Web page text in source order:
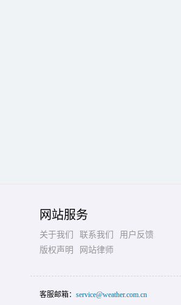
网站服务
关于我们 联系我们
用户反馈
版权声明
网站律师
客服邮箱： service@weather.com.cn